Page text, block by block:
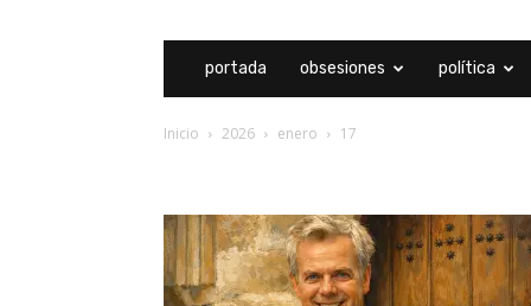
portada obsesiones política
Inicio 2026 enero 17